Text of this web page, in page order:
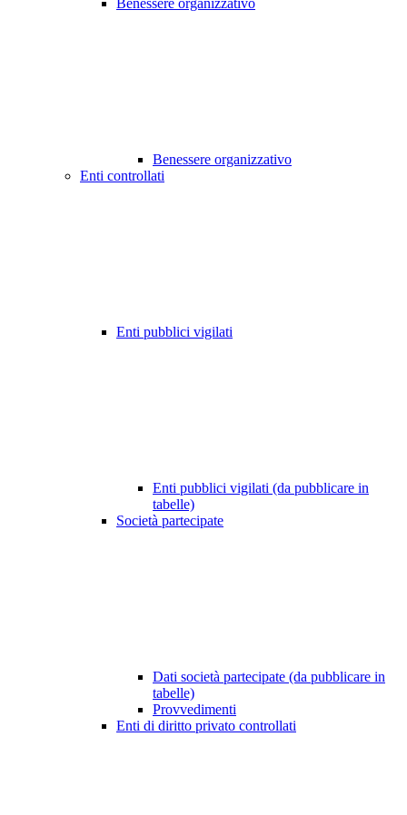
Benessere organizzativo
Benessere organizzativo
Enti controllati
Enti pubblici vigilati
Enti pubblici vigilati (da pubblicare in
tabelle)
Società partecipate
Dati società partecipate (da pubblicare in
tabelle)
Provvedimenti
Enti di diritto privato controllati